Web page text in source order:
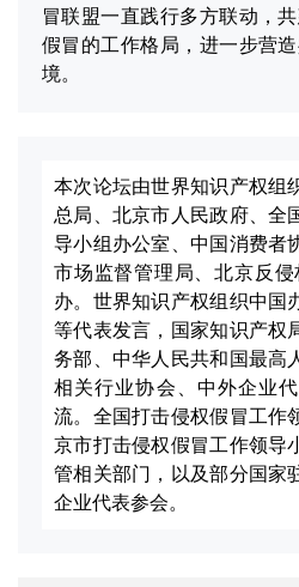
冒联盟一直践行多方联动，
假冒的工作格局，进一步营
境。
本次论坛由世界知识产权组
总局、北京市人民政府、全
导小组办公室、中国消费者
市场监督管理局、北京反
办。世界知识产权组织中国
等代表发言，国家知识产权
务部、中华人民共和国最高
相关行业协会、中外企业
流。全国打击侵权假冒工作
京市打击侵权假冒工作领导
管相关部门，以及部分国家
企业代表参会。